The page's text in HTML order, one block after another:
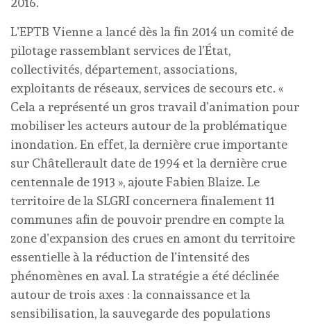
L’EPTB Vienne a lancé dès la fin 2014 un comité de
pilotage rassemblant services de l’État,
collectivités, département, associations,
exploitants de réseaux, services de secours etc. «
Cela a représenté un gros travail d’animation pour
mobiliser les acteurs autour de la problématique
inondation. En effet, la dernière crue importante
sur Châtellerault date de 1994 et la dernière crue
centennale de 1913 », ajoute Fabien Blaize. Le
territoire de la SLGRI concernera finalement 11
communes afin de pouvoir prendre en compte la
zone d’expansion des crues en amont du territoire
essentielle à la réduction de l’intensité des
phénomènes en aval. La stratégie a été déclinée
autour de trois axes : la connaissance et la
sensibilisation, la sauvegarde des populations